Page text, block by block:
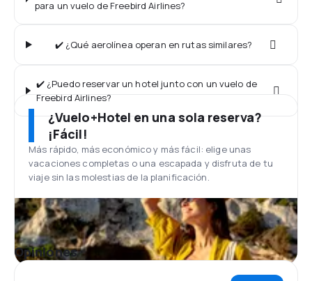
para un vuelo de Freebird Airlines?
✔️ ¿Qué aerolínea operan en rutas similares?
✔️ ¿Puedo reservar un hotel junto con un vuelo de
Freebird Airlines?
¿Vuelo+Hotel en una sola reserva?
¡Fácil!
Más rápido, más económico y más fácil: elige unas
vacaciones completas o una escapada y disfruta de tu
viaje sin las molestias de la planificación.
Opiniones